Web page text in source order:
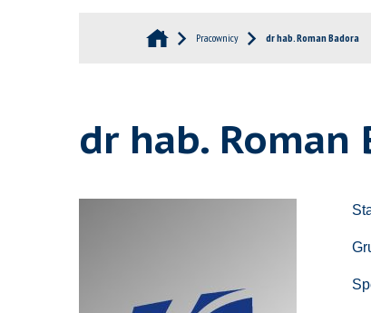
Pracownicy dr hab. Roman Badora
dr hab. Roman